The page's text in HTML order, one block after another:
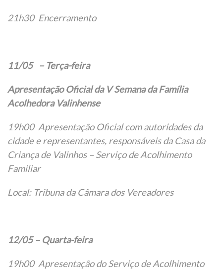
21h30 Encerramento
11/05 – Terça-feira
Apresentação Oficial da V Semana da Família
Acolhedora Valinhense
19h00 Apresentação Oficial com autoridades da
cidade e representantes, responsáveis da Casa da
Criança de Valinhos – Serviço de Acolhimento
Familiar
Local: Tribuna da Câmara dos Vereadores
12/05 – Quarta-feira
19h00 Apresentação do Serviço de Acolhimento